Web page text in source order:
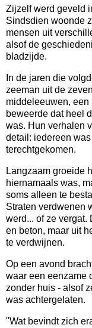
Zijzelf werd geveld
Sindsdien woonde
mensen uit
alsof de
bladzijde.
In de jaren die
zeeman uit de
middeleeuwen, een
beweerde dat heel
was. Hun verhalen
detail: iedereen
terechtgekomen.
Langzaam groeide
hiernamaals was,
soms alleen te
Straten verdwenen
werd... of ze vergat.
en beton, maar uit
te verdwijnen.
Op een avond
waar een eenzame
zonder huis - alsof
was achtergelaten.
"Wat bevindt zich